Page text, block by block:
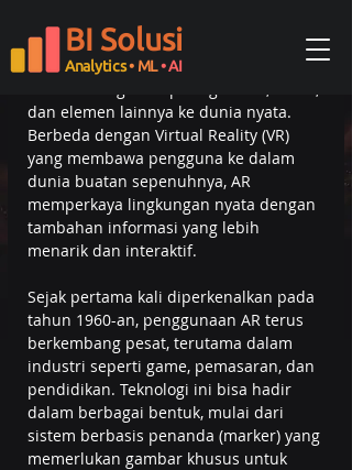
BI Solusi
Analytics• ML• AI
Augmented Reality (AR) adalah
teknologi yang menambahkan
dan elemen lainnya ke dunia nyata.
Berbeda dengan Virtual Reality (VR)
yang membawa pengguna ke dalam
dunia buatan sepenuhnya, AR
memperkaya lingkungan nyata dengan
tambahan informasi yang lebih
menarik dan interaktif.
Sejak pertama kali diperkenalkan pada
tahun 1960-an, penggunaan AR terus
berkembang pesat, terutama dalam
industri seperti game, pemasaran, dan
pendidikan. Teknologi ini bisa hadir
dalam berbagai bentuk, mulai dari
sistem berbasis penanda (marker) yang
memerlukan gambar khusus untuk